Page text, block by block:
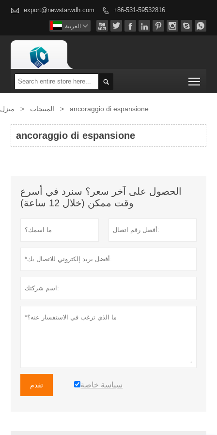
 export@newstarwdh.com  +86-531-59532816
        العربية 

منزل > المنتجات > ancoraggio di espansione
ancoraggio di espansione
الحصول على آخر سعر؟ سنرد في أسرع
وقت ممكن (خلال 12 ساعة)
تقدم سياسة خاصة